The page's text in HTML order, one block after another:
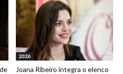
2026
Joana Ribeiro integra o elenco